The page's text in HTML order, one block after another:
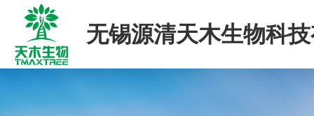
无锡源清天木生物科
司